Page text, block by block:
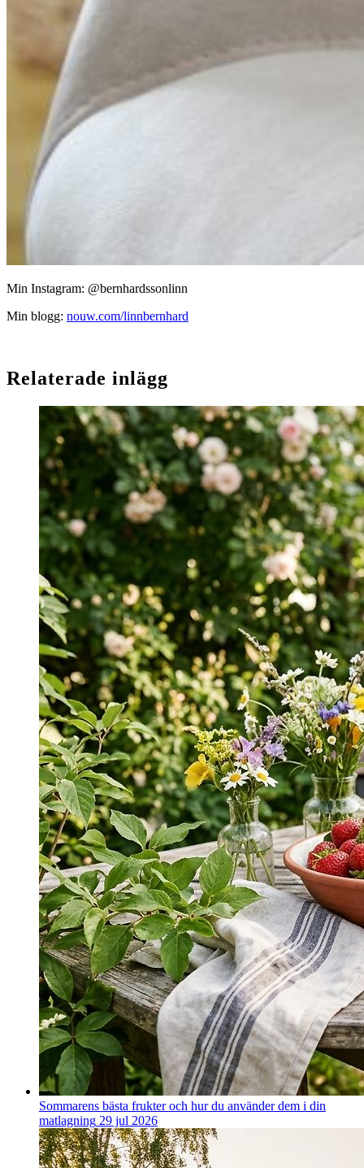
Min Instagram: @bernhardssonlinn
Min blogg: nouw.com/linnbernhard
Relaterade inlägg
Sommarens bästa frukter och hur du använder dem i din
matlagning 29 jul 2026